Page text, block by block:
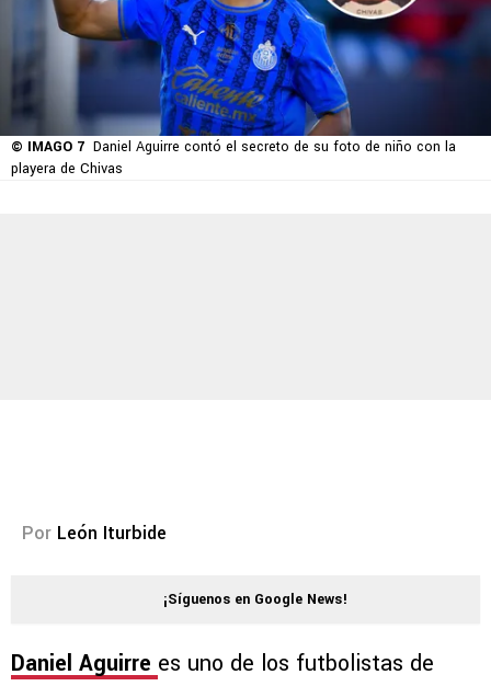
© IMAGO 7 Daniel Aguirre contó el secreto de su foto de niño con la
playera de Chivas
Por León Iturbide
¡Síguenos en Google News!
Daniel Aguirre es uno de los futbolistas de